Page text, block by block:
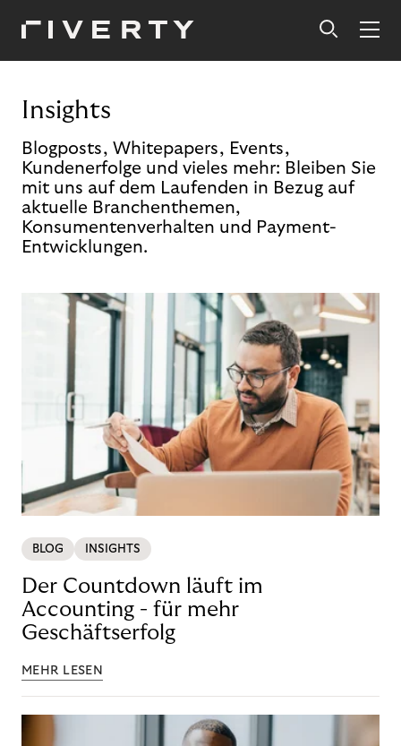
Insights
Blogposts, Whitepapers, Events,
Kundenerfolge und vieles mehr: Bleiben Sie
mit uns auf dem Laufenden in Bezug auf
aktuelle Branchenthemen,
Konsumentenverhalten und Payment-
Entwicklungen.
BLOG INSIGHTS
Der Countdown läuft im
Accounting - für mehr
Geschäftserfolg
MEHR LESEN